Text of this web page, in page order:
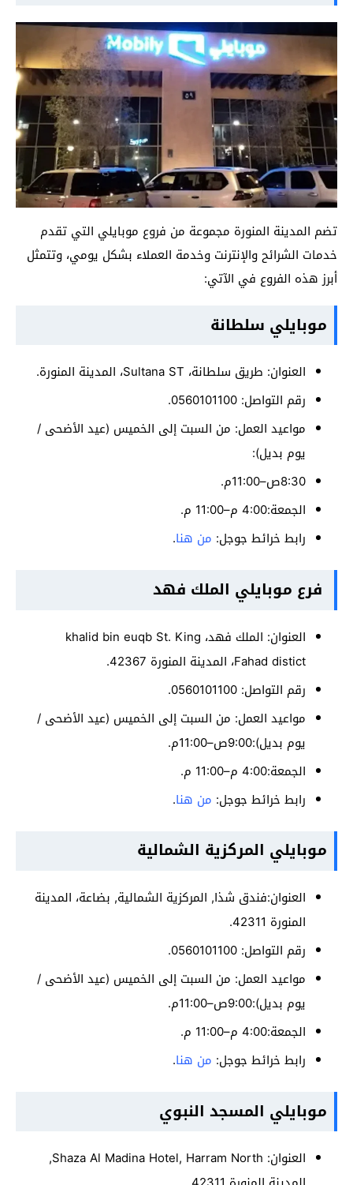
تضم المدينة المنورة مجموعة من فروع موبايلي التي تقدم
خدمات الشرائح والإنترنت وخدمة العملاء بشكل يومي، وتتمثل
أبرز هذه الفروع في الآتي:
موبايلي سلطانة
العنوان: طريق سلطانة، Sultana ST، المدينة المنورة.
رقم التواصل: 0560101100.
مواعيد العمل: من السبت إلى الخميس (عيد الأضحى /
يوم بديل):
8:30ص–11:00م.
الجمعة:4:00 م–11:00 م.
رابط خرائط جوجل: من هنا.
فرع موبايلي الملك فهد
العنوان: الملك فهد، khalid bin euqb St. King
Fahad distict، المدينة المنورة 42367.
رقم التواصل: 0560101100.
مواعيد العمل: من السبت إلى الخميس (عيد الأضحى /
يوم بديل):9:00ص–11:00م.
الجمعة:4:00 م–11:00 م.
رابط خرائط جوجل: من هنا.
موبايلي المركزية الشمالية
العنوان:فندق شذا, المركزية الشمالية, بضاعة، المدينة
المنورة 42311.
رقم التواصل: 0560101100.
مواعيد العمل: من السبت إلى الخميس (عيد الأضحى /
يوم بديل):9:00ص–11:00م.
الجمعة:4:00 م–11:00 م.
رابط خرائط جوجل: من هنا.
موبايلي المسجد النبوي
العنوان: Shaza Al Madina Hotel, Harram North,